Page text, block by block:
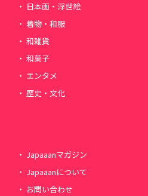
日本画・浮世絵
着物・和服
和雑貨
和菓子
エンタメ
歴史・文化
Japaaanマガジン
Japaaanについて
お問い合わせ